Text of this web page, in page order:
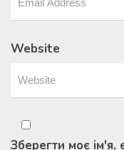
Website
Зберегти моє